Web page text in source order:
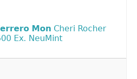
Mon Cheri Rocher
Ex. NeuMint